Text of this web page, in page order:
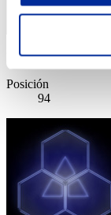
Puntos: -
Posición
94